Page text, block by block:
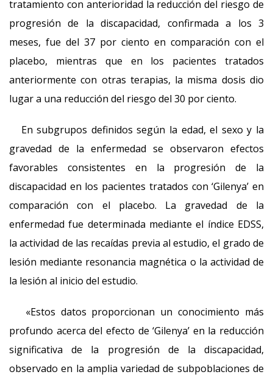
tratamiento con anterioridad la reducción del riesgo de
progresión de la discapacidad, confirmada a los 3
meses, fue del 37 por ciento en comparación con el
placebo, mientras que en los pacientes tratados
anteriormente con otras terapias, la misma dosis dio
lugar a una reducción del riesgo del 30 por ciento.
En subgrupos definidos según la edad, el sexo y la
gravedad de la enfermedad se observaron efectos
favorables consistentes en la progresión de la
discapacidad en los pacientes tratados con ‘Gilenya’ en
comparación con el placebo. La gravedad de la
enfermedad fue determinada mediante el índice EDSS,
la actividad de las recaídas previa al estudio, el grado de
lesión mediante resonancia magnética o la actividad de
la lesión al inicio del estudio.
«Estos datos proporcionan un conocimiento más
profundo acerca del efecto de ‘Gilenya’ en la reducción
significativa de la progresión de la discapacidad,
observado en la amplia variedad de subpoblaciones de